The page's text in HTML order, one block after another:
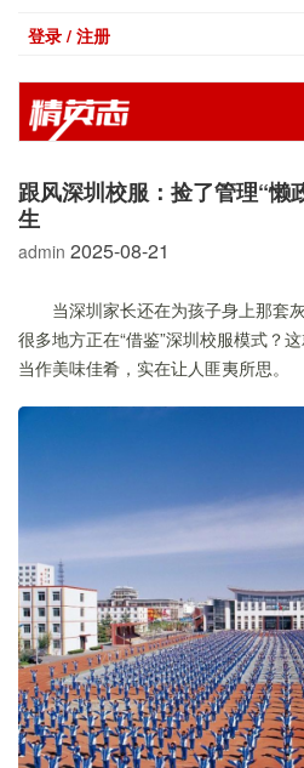
登录 / 注册
跟风深圳校服：捡了管理“懒
生
admin 2025-08-21
当深圳家长还在为孩子身上那套
很多地方正在“借鉴”深圳校服模式？
当作美味佳肴，实在让人匪夷所思。